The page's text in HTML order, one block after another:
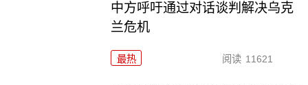
中方呼吁通过对话谈判解决乌克
兰危机
最热 阅读 11621